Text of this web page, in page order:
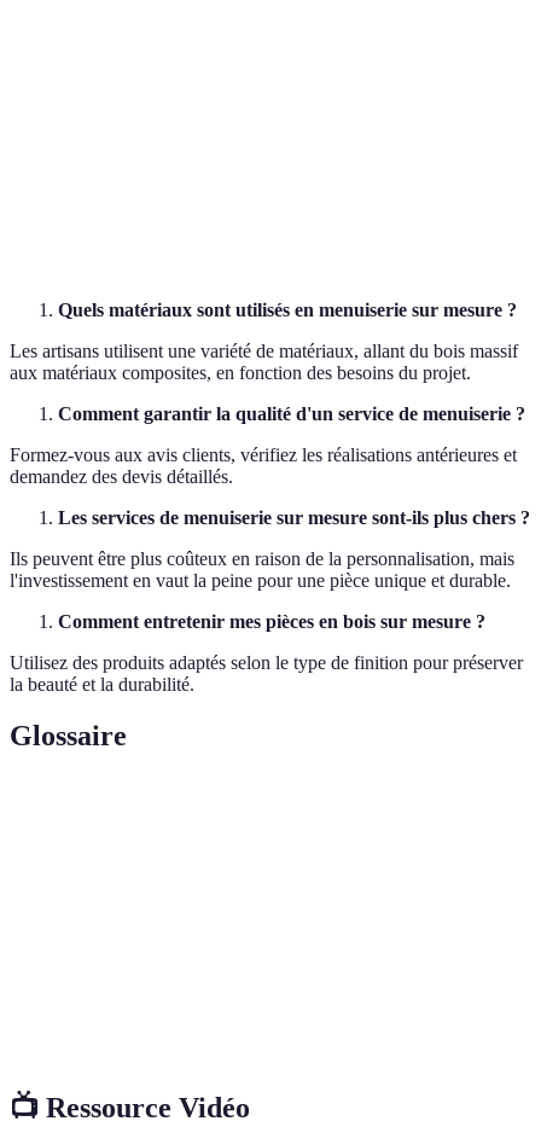
Quels matériaux sont utilisés en menuiserie sur mesure ?
Les artisans utilisent une variété de matériaux, allant du bois massif
aux matériaux composites, en fonction des besoins du projet.
Comment garantir la qualité d'un service de menuiserie ?
Formez-vous aux avis clients, vérifiez les réalisations antérieures et
demandez des devis détaillés.
Les services de menuiserie sur mesure sont-ils plus chers ?
Ils peuvent être plus coûteux en raison de la personnalisation, mais
l'investissement en vaut la peine pour une pièce unique et durable.
Comment entretenir mes pièces en bois sur mesure ?
Utilisez des produits adaptés selon le type de finition pour préserver
la beauté et la durabilité.
Glossaire
📺 Ressource Vidéo